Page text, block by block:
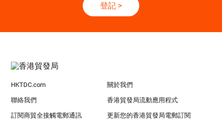
登記 >
HKTDC.com 關於我們
聯絡我們 香港貿發局流動應用程式
訂閱商貿全接觸電郵通訊 更新您的香港貿發局電郵訂閱